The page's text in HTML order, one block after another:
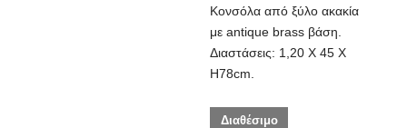
Κονσόλα από ξύλο ακακία
με antique brass βάση.
Διαστάσεις: 1,20 X 45 X
H78cm.
Διαθέσιμο